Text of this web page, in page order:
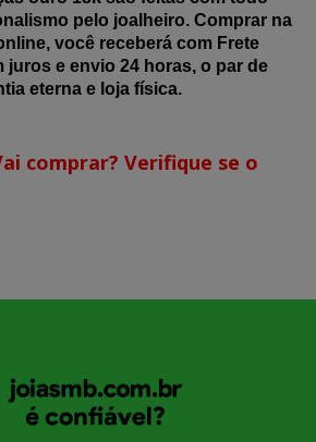
pelo joalheiro. Comprar na
você receberá com Frete
juros e envio 24 horas, o par de
eterna e loja física.
comprar? Verifique se o